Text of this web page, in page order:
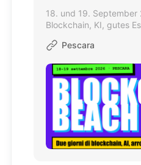
18. und 19. September
Blockchain, KI, gutes
Pescara